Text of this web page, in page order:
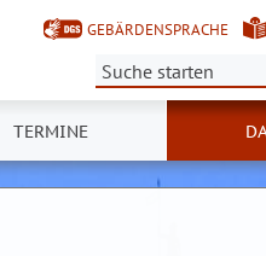
GEBÄRDENSPRACHE
Suche:
TERMINE